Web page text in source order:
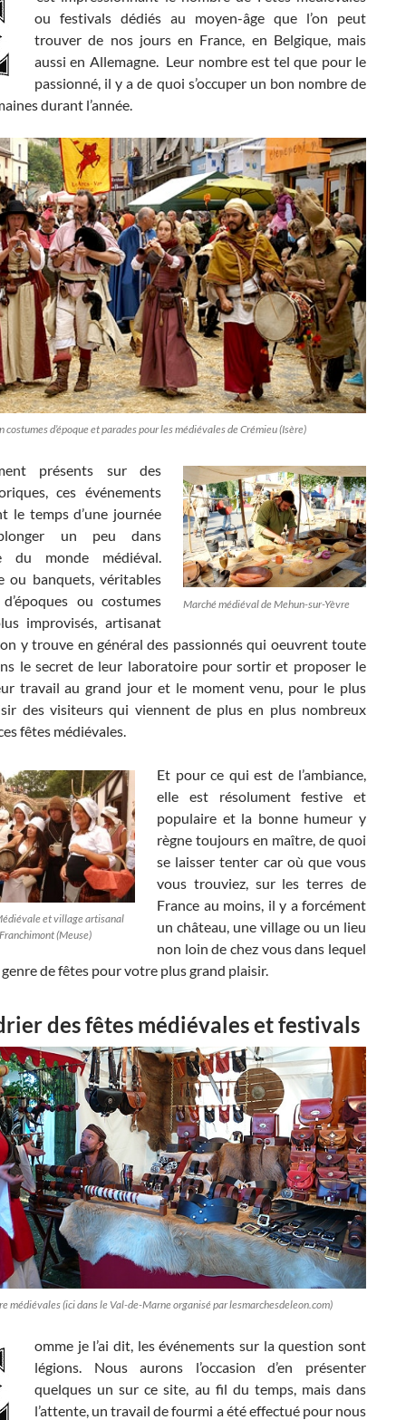
ou festivals dédiés au moyen-âge que l’on peut
trouver de nos jours en France, en Belgique, mais
aussi en Allemagne. Leur nombre est tel que pour le
passionné, il y a de quoi s’occuper un bon nombre de
durant l’année.
costumes d’époque et parades pour les médiévales de Crémieu (Isère)
Marché médiéval de Mehun-sur-Yèvre
présents sur des
ces événements
le temps d’une journée
un peu dans
du monde médiéval.
ou banquets, véritables
ou costumes
improvisés, artisanat
on y trouve en général des passionnés qui oeuvrent toute
le secret de leur laboratoire pour sortir et proposer le
travail au grand jour et le moment venu, pour le plus
des visiteurs qui viennent de plus en plus nombreux
fêtes médiévales.
et village artisanal
(Meuse)
Et pour ce qui est de l’ambiance,
elle est résolument festive et
populaire et la bonne humeur y
règne toujours en maître, de quoi
se laisser tenter car où que vous
vous trouviez, sur les terres de
France au moins, il y a forcément
un château, une village ou un lieu
non loin de chez vous dans lequel
de fêtes pour votre plus grand plaisir.
des fêtes médiévales et festivals
médiévales (ici dans le Val-de-Marne organisé par lesmarchesdeleon.com)
omme je l’ai dit, les événements sur la question sont
légions. Nous aurons l’occasion d’en présenter
quelques un sur ce site, au fil du temps, mais dans
l’attente, un travail de fourmi a été effectué pour nous